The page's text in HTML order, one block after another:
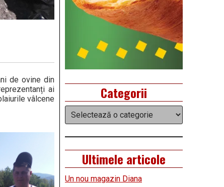
de ovine din
ai
vâlcene
Categorii
Categorii
Ultimele articole
Un nou magazin Diana